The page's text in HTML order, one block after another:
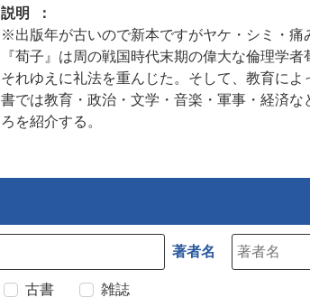
説明
※出版年が古いので新本ですがヤケ・シミ・痛
『荀子』は周の戦国時代末期の偉大な倫理学
それゆえに礼法を重んじた。そして、教育に
書では教育・政治・文学・音楽・軍事・経済
ろを紹介する。
著者名
古書 雑誌